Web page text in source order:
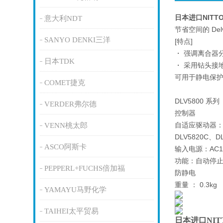
意大利NDT
SANYO DENKI三洋
日本TDK
COMET捷克
VERDER弗尔德
VENN桃太郎
ASCO阿斯卡
PEPPERL+FUCHS倍加福
YAMAYU马野化学
TAIHEI太平贸易
日本进口
节省空间的
[特点]
・ 强调离合器
・ 采用钻头
可用于静电保
DLV5800 系列
控制器
自适应驱动器
DLV5820C、
输入电源：
功能：自动停
防静电
重量 ： 0.3kg
日本进口